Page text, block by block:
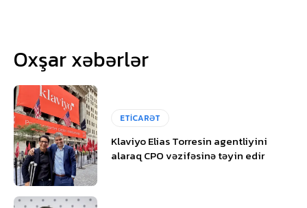
Oxşar xəbərlər
ETİCARƏT
Klaviyo Elias Torresin agentliyini
alaraq CPO vəzifəsinə təyin edir